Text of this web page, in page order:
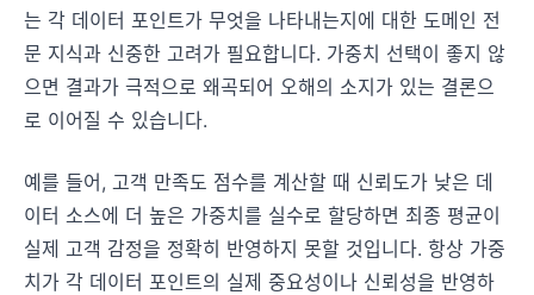
는 각 데이터 포인트가 무엇을 나타내는지에 대한 도메인 전
문 지식과 신중한 고려가 필요합니다. 가중치 선택이 좋지 않
으면 결과가 극적으로 왜곡되어 오해의 소지가 있는 결론으
로 이어질 수 있습니다.
예를 들어, 고객 만족도 점수를 계산할 때 신뢰도가 낮은 데
이터 소스에 더 높은 가중치를 실수로 할당하면 최종 평균이
실제 고객 감정을 정확히 반영하지 못할 것입니다. 항상 가중
치가 각 데이터 포인트의 실제 중요성이나 신뢰성을 반영하